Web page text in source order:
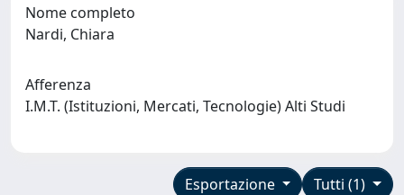
Nome completo
Nardi, Chiara
Afferenza
I.M.T. (Istituzioni, Mercati, Tecnologie) Alti Studi
Tutti (1)
Esportazione